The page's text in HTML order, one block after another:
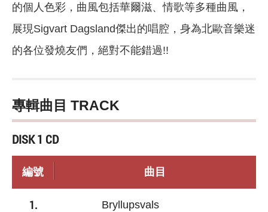
的個人色彩，曲風包括華爾滋、情歌等多種曲風，
展現Sigvart Dagsland傑出的唱腔，身為北歐音樂迷
的各位發燒友們，絕對不能錯過!!
專輯曲目 TRACK
DISK 1 CD
編號 曲目
1. Bryllupsvals